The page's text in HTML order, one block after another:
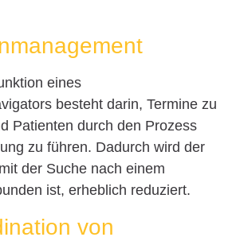
eines
besteht darin, Termine zu
Patienten durch den Prozess
zu führen. Dadurch wird der
der Suche nach einem
ist, erheblich reduziert.
von